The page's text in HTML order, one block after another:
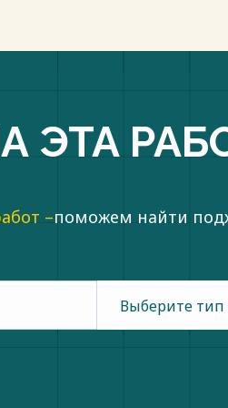
ЭТА
–поможем найти
Выберите тип